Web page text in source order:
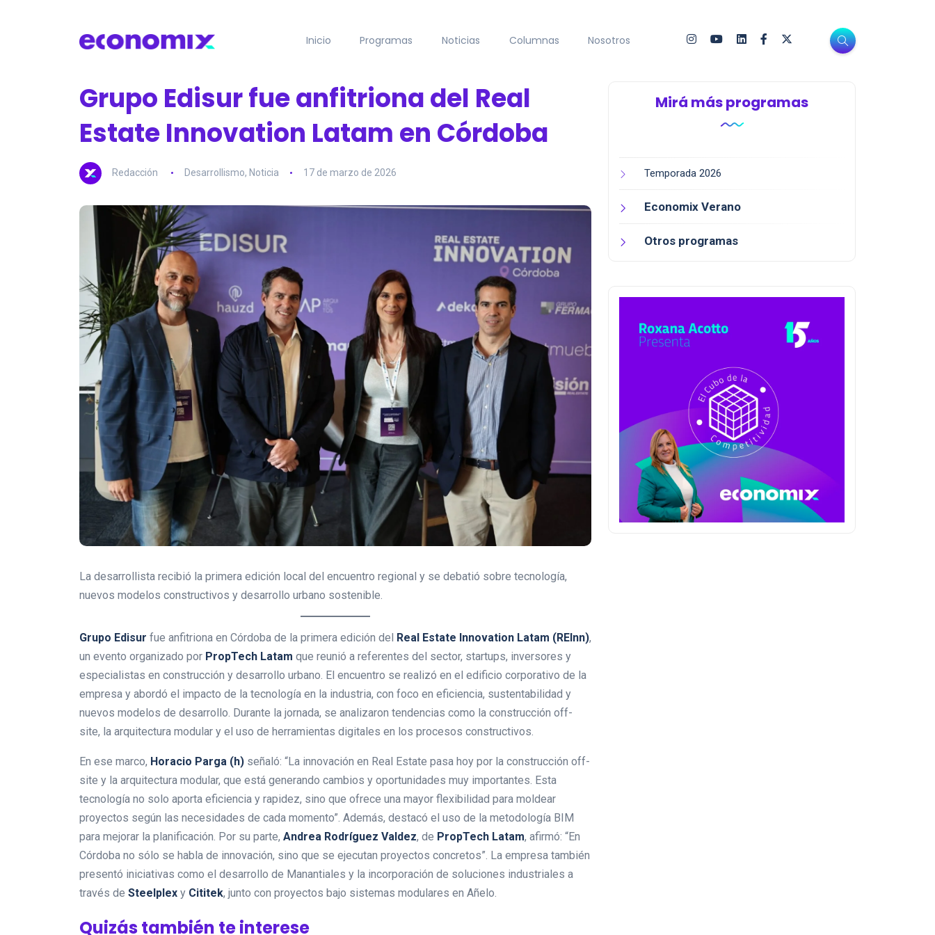
Inicio Programas Noticias Columnas Nosotros
Grupo Edisur fue anfitriona del Real
Estate Innovation Latam en Córdoba
Redacción Desarrollismo, Noticia 17 de marzo de 2026
La desarrollista recibió la primera edición local del encuentro regional y se debatió sobre tecnología,
nuevos modelos constructivos y desarrollo urbano sostenible.
Grupo Edisur fue anfitriona en Córdoba de la primera edición del Real Estate Innovation Latam (REInn),
un evento organizado por PropTech Latam que reunió a referentes del sector, startups, inversores y
especialistas en construcción y desarrollo urbano. El encuentro se realizó en el edificio corporativo de la
empresa y abordó el impacto de la tecnología en la industria, con foco en eficiencia, sustentabilidad y
nuevos modelos de desarrollo. Durante la jornada, se analizaron tendencias como la construcción off-
site, la arquitectura modular y el uso de herramientas digitales en los procesos constructivos.
En ese marco, Horacio Parga (h) señaló: “La innovación en Real Estate pasa hoy por la construcción off-
site y la arquitectura modular, que está generando cambios y oportunidades muy importantes. Esta
tecnología no solo aporta eficiencia y rapidez, sino que ofrece una mayor flexibilidad para moldear
proyectos según las necesidades de cada momento”. Además, destacó el uso de la metodología BIM
para mejorar la planificación. Por su parte, Andrea Rodríguez Valdez, de PropTech Latam, afirmó: “En
Córdoba no sólo se habla de innovación, sino que se ejecutan proyectos concretos”. La empresa también
presentó iniciativas como el desarrollo de Manantiales y la incorporación de soluciones industriales a
través de Steelplex y Cititek, junto con proyectos bajo sistemas modulares en Añelo.
Quizás también te interese
Mirá más programas
Temporada 2026
Economix Verano
Otros programas